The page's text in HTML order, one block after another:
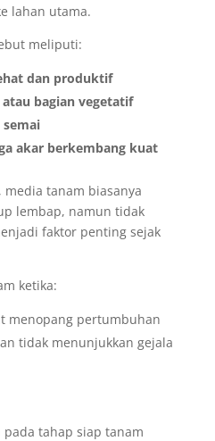
lahan utama.
meliputi:
dan produktif
bagian vegetatif
semai
akar berkembang kuat
media tanam biasanya
lembap, namun tidak
faktor penting sejak
ketika:
menopang pertumbuhan
tidak menunjukkan gejala
tahap siap tanam